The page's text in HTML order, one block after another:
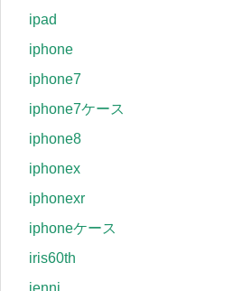
ipad
iphone
iphone7
iphone7ケース
iphone8
iphonex
iphonexr
iphoneケース
iris60th
jenni